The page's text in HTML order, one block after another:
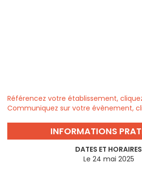
Référencez votre établissement,
Communiquez sur votre évènement,
INFORMATIONS
DATES ET HORAIRES
Le 24 mai 2025